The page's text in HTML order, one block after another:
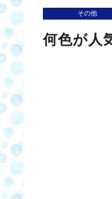
その他
何色が人